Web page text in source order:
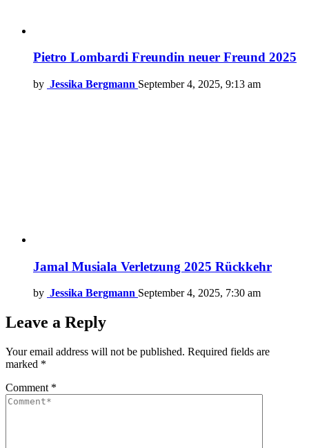
Pietro Lombardi Freundin neuer Freund 2025
by Jessika Bergmann September 4, 2025, 9:13 am
Jamal Musiala Verletzung 2025 Rückkehr
by Jessika Bergmann September 4, 2025, 7:30 am
Leave a Reply
Your email address will not be published. Required fields are
marked *
Comment *